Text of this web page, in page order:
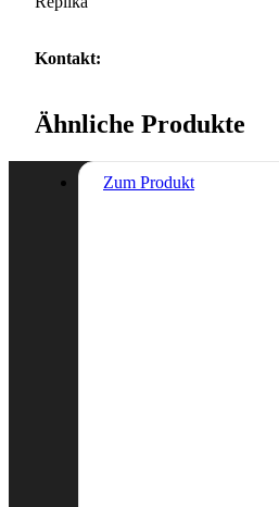
Kontakt:
Ähnliche Produkte
Zum Produkt